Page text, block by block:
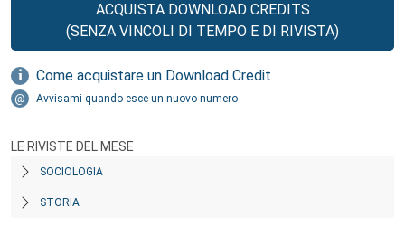
ACQUISTA DOWNLOAD CREDITS
(SENZA VINCOLI DI TEMPO E DI RIVISTA)
Come acquistare un Download Credit
Avvisami quando esce un nuovo numero
LE RIVISTE DEL MESE
SOCIOLOGIA
STORIA